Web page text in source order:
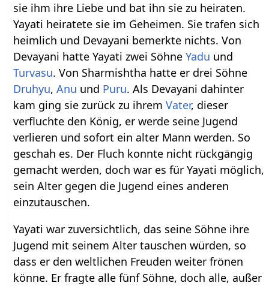
sie ihm ihre Liebe und bat ihn sie zu heiraten.
Yayati heiratete sie im Geheimen. Sie trafen sich
heimlich und Devayani bemerkte nichts. Von
Devayani hatte Yayati zwei SöhneYadu und
Turvasu. Von Sharmishtha hatte er drei Söhne
Druhyu,Anu und Puru. Als Devayani dahinter
kam ging sie zurück zu ihremVater, dieser
verfluchte den König, er werde seine Jugend
verlieren und sofort ein alter Mann werden. So
geschah es. Der Fluch konnte nicht rückgängig
gemacht werden, doch war es für Yayati möglich,
sein Alter gegen die Jugend eines anderen
einzutauschen.
Yayati war zuversichtlich, das seine Söhne ihre
Jugend mit seinem Alter tauschen würden, so
dass er den weltlichen Freuden weiter frönen
könne. Er fragte alle fünf Söhne, doch alle, außer